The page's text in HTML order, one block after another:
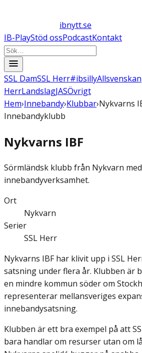
ibnytt.se
IB-PlayStöd ossPodcastKontakt
SSL DamSSL Herr#ibsillyAllsvenskan
HerrLandslagJASÖvrigt
Hem›Innebandy›Klubbar›Nykvarns
Innebandyklubb
Nykvarns IBF
Sörmländsk klubb från Nykvarn
innebandyverksamhet.
Ort
Nykvarn
Serier
SSL Herr
Nykvarns IBF har klivit upp i SSL
satsning under flera år. Klubben är
en mindre kommun söder om
representerar mellansveriges
innebandysatsning.
Klubben är ett bra exempel på att
bara handlar om resurser utan om